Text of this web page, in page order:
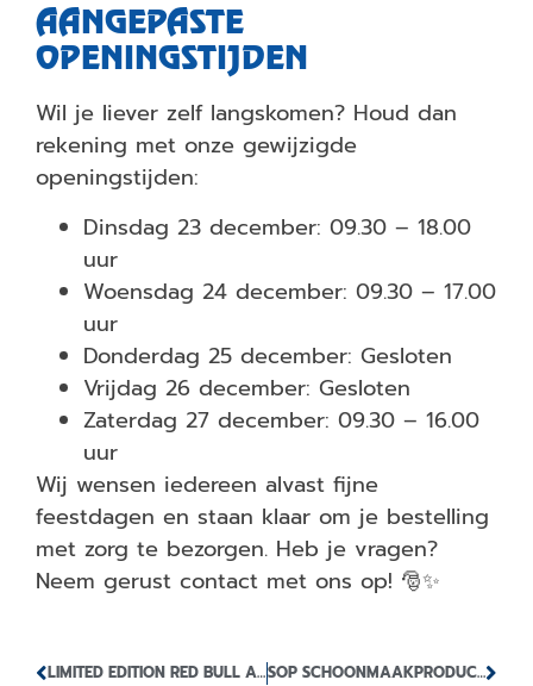
AANGEPASTE
OPENINGSTIJDEN
Wil je liever zelf langskomen? Houd dan
rekening met onze gewijzigde
openingstijden:
Dinsdag 23 december: 09.30 – 18.00
uur
Woensdag 24 december: 09.30 – 17.00
uur
Donderdag 25 december: Gesloten
Vrijdag 26 december: Gesloten
Zaterdag 27 december: 09.30 – 16.00
uur
Wij wensen iedereen alvast fijne
feestdagen en staan klaar om je bestelling
met zorg te bezorgen. Heb je vragen?
Neem gerust contact met ons op! 🎅✨
LIMITED EDITION RED BULL ADVENTSKALENDER 2025 SOP SCHOONMAAKPRODUCTEN